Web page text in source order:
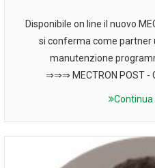
Disponibile on line il nuovo
si conferma come partner
manutenzione
⇒⇒⇒ MECTRON POST -
Continua